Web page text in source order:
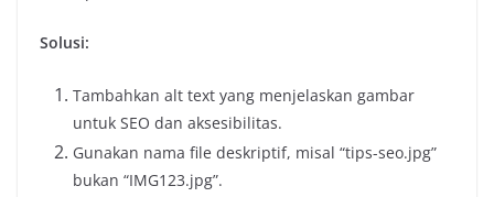
Solusi:
Tambahkan alt text yang menjelaskan gambar
untuk SEO dan aksesibilitas.
Gunakan nama file deskriptif, misal “tips-seo.jpg”
bukan “IMG123.jpg”.